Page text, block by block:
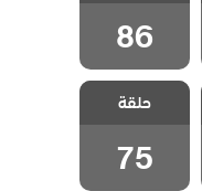
الحلقة 86
86
مسلسل لا تترك
يدي مدبلج
الحلقة 75
حلقة
75